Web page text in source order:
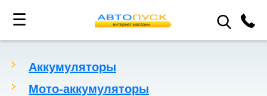
☰
Аккумуляторы
Мото-аккумуляторы